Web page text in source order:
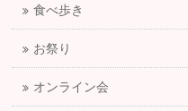
食べ歩き
お祭り
オンライン会